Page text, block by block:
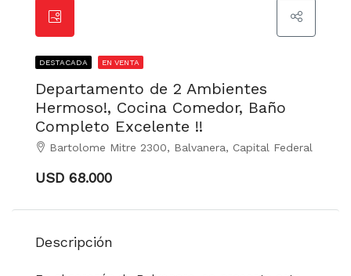
DESTACADA EN VENTA
Departamento de 2 Ambientes
Hermoso!, Cocina Comedor, Baño
Completo Excelente !!
Bartolome Mitre 2300, Balvanera, Capital Federal
USD 68.000
Descripción